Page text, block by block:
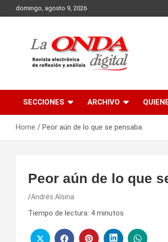
to
domingo, agosto 9, 2026
SECCIONES ARCHIVO
Home Peor aún de lo que se pensaba
Peor aún de lo que
Andrés Alsina
Tiempo de lectura: 4 minutos